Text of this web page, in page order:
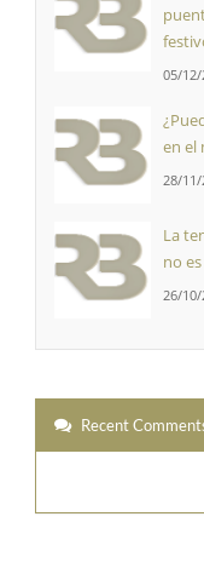
05/12/
en el
28/11/
La
no
26/10/
Recent